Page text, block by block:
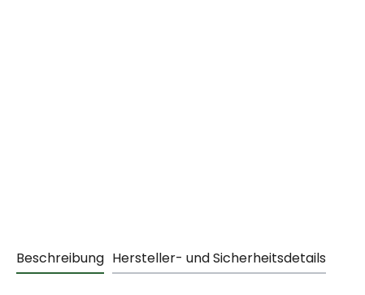
Beschreibung Hersteller- und Sicherheitsdetails